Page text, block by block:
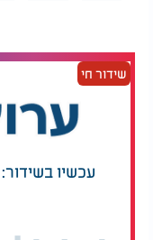
שידור חי
עכשיו